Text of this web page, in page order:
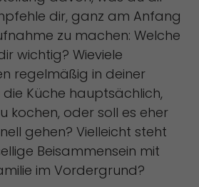
dir, ganz am Anfang
zu machen: Welche
wichtig? Wieviele
regelmäßig in deiner
die Küche hauptsächlich,
kochen, oder soll es eher
gehen? Vielleicht steht
Beisammensein mit
im Vordergrund?